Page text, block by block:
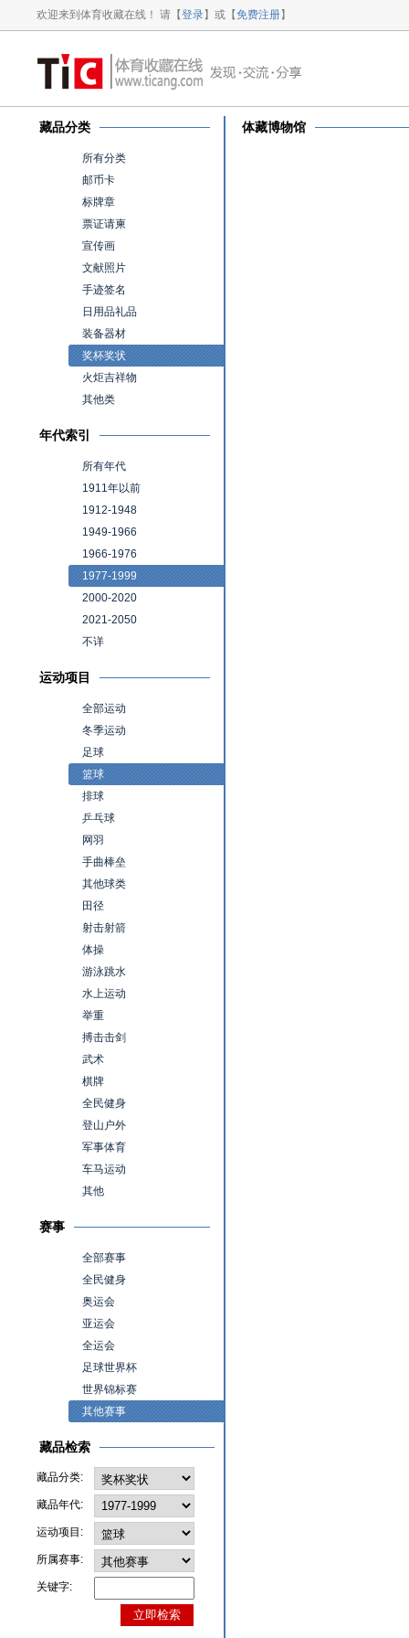
欢迎来到体育收藏在线！ 请【登录】或【免费注册】
藏品分类
所有分类
邮币卡
标牌章
票证请柬
宣传画
文献照片
手迹签名
日用品礼品
装备器材
奖杯奖状
火炬吉祥物
其他类
年代索引
所有年代
1911年以前
1912-1948
1949-1966
1966-1976
1977-1999
2000-2020
2021-2050
不详
运动项目
全部运动
冬季运动
足球
篮球
排球
乒乓球
网羽
手曲棒垒
其他球类
田径
射击射箭
体操
游泳跳水
水上运动
举重
搏击击剑
武术
棋牌
全民健身
登山户外
军事体育
车马运动
其他
赛事
全部赛事
全民健身
奥运会
亚运会
全运会
足球世界杯
世界锦标赛
其他赛事
藏品检索
藏品分类:
藏品年代:
运动项目:
所属赛事:
关键字:
体藏博物馆